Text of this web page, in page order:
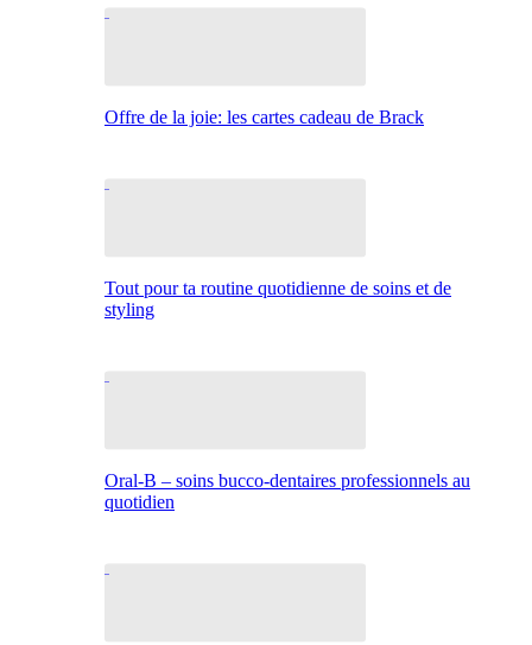
Offre de la joie: les cartes cadeau de Brack
Tout pour ta routine quotidienne de soins et de
styling
Oral-B – soins bucco-dentaires professionnels au
quotidien